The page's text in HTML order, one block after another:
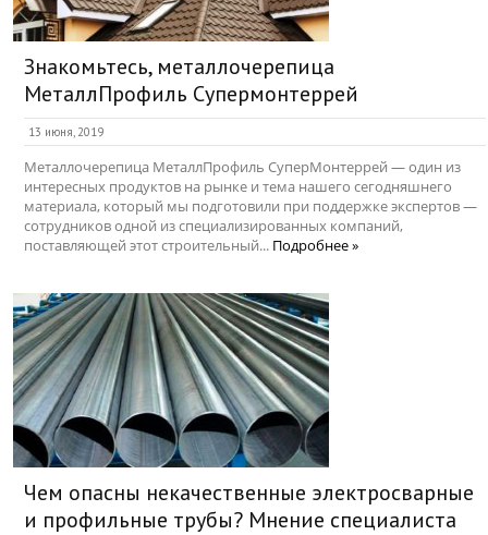
Знакомьтесь, металлочерепица
МеталлПрофиль Супермонтеррей
13 июня, 2019
Металлочерепица МеталлПрофиль СуперМонтеррей — один из
интересных продуктов на рынке и тема нашего сегодняшнего
материала, который мы подготовили при поддержке экспертов —
сотрудников одной из специализированных компаний,
поставляющей этот строительный... Подробнее »
Чем опасны некачественные электросварные
и профильные трубы? Мнение специалиста